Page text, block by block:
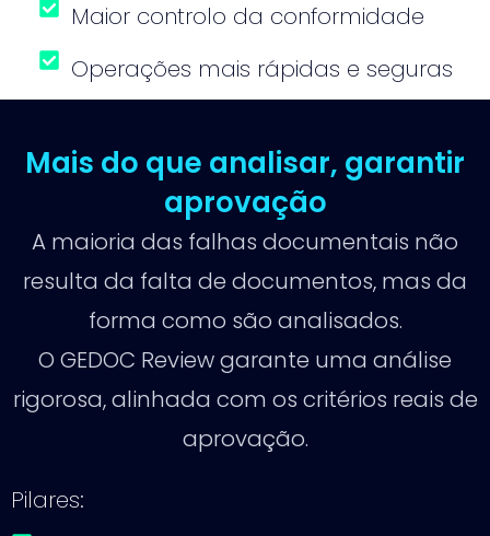
Maior controlo da conformidade
Operações mais rápidas e seguras
Mais do que analisar, garantir
aprovação
A maioria das falhas documentais não
resulta da falta de documentos, mas da
forma como são analisados.
O GEDOC Review garante uma análise
rigorosa, alinhada com os critérios reais de
aprovação.
Pilares: